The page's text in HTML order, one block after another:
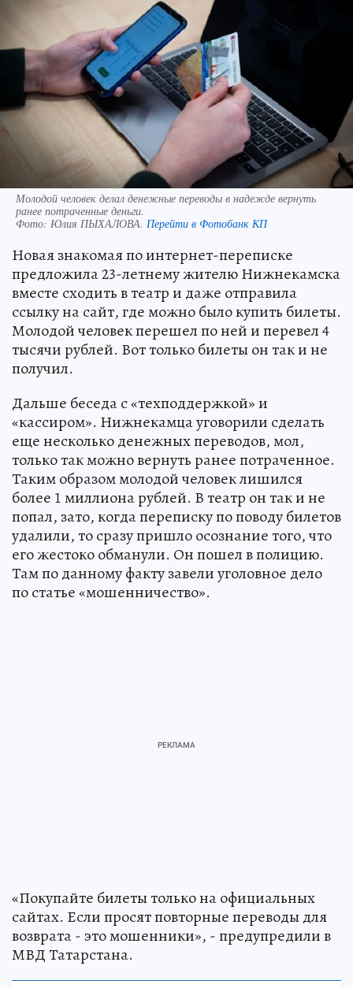
Молодой человек делал денежные переводы в надежде вернуть
ранее потраченные деньги.
Фото: Юлия ПЫХАЛОВА. Перейти в Фотобанк КП
Новая знакомая по интернет-переписке
предложила 23-летнему жителю Нижнекамска
вместе сходить в театр и даже отправила
ссылку на сайт, где можно было купить билеты.
Молодой человек перешел по ней и перевел 4
тысячи рублей. Вот только билеты он так и не
получил.
Дальше беседа с «техподдержкой» и
«кассиром». Нижнекамца уговорили сделать
еще несколько денежных переводов, мол,
только так можно вернуть ранее потраченное.
Таким образом молодой человек лишился
более 1 миллиона рублей. В театр он так и не
попал, зато, когда переписку по поводу билетов
удалили, то сразу пришло осознание того, что
его жестоко обманули. Он пошел в полицию.
Там по данному факту завели уголовное дело
по статье «мошенничество».
«Покупайте билеты только на официальных
сайтах. Если просят повторные переводы для
возврата - это мошенники», - предупредили в
МВД Татарстана.